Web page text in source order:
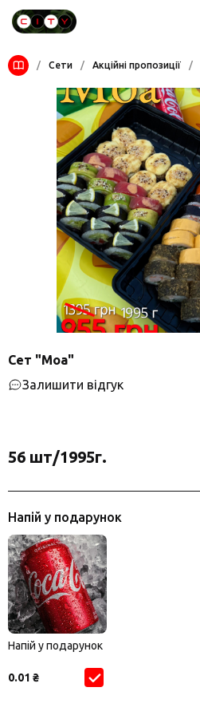
/ Сети / Акційні пропозиції /
Сет "Моа"
Залишити відгук
56 шт/1995г.
Напій у подарунок
Напій у подарунок
0.01 ₴